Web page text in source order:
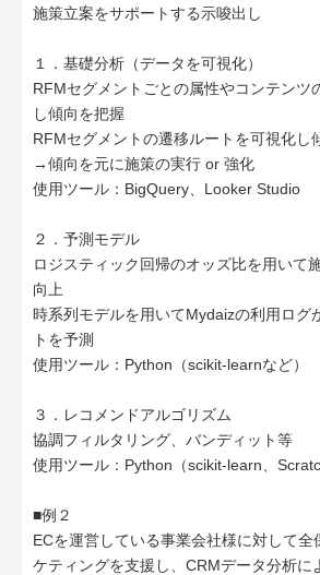
施策立案をサポートする示唆出し
１．基礎分析（データを可視化）
RFMセグメントごとの属性やコンテンツ
し傾向を把握
RFMセグメントの遷移ルートを可視化し
→傾向を元に施策の実行 or 強化
使用ツール：BigQuery、Looker Studio
２．予測モデル
ロジスティック回帰のオッズ比を用いて
向上
時系列モデルを用いてMydaizの利用ログ
トを予測
使用ツール：Python（scikit-learnなど）
３．レコメンドアルゴリズム
協調フィルタリング、バンディット等
使用ツール：Python（scikit-learn、
■例２
ECを運営している事業会社様に対して全
ケティングを支援し、CRMデータ分析に